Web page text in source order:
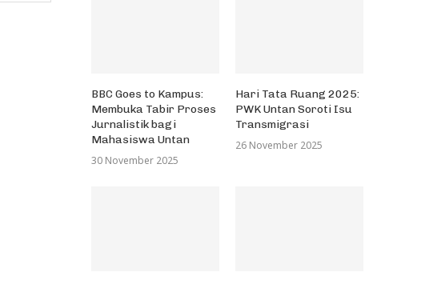
BBC Goes to Kampus:
Membuka Tabir Proses
Jurnalistik bagi
Mahasiswa Untan
30 November 2025
Hari Tata Ruang 2025:
PWK Untan Soroti Isu
Transmigrasi
26 November 2025